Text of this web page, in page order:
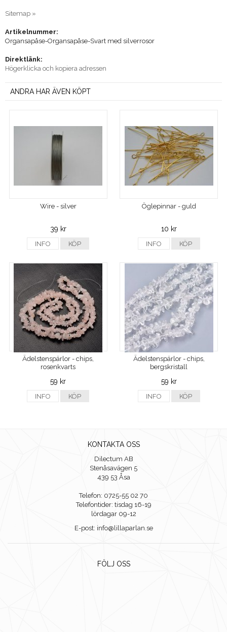
Sitemap »
Artikelnummer:
Organsapåse-Organsapåse-Svart med silverrosor
Direktlänk:
Högerklicka och kopiera adressen
ANDRA HAR ÄVEN KÖPT
Wire - silver
39 kr
INFO KÖP
Öglepinnar - guld
10 kr
INFO KÖP
Ädelstenspärlor - chips,
rosenkvarts
59 kr
INFO KÖP
Ädelstenspärlor - chips,
bergskristall
59 kr
INFO KÖP
KONTAKTA OSS
Dilectum AB
Stenåsavägen 5
439 53 Åsa
Telefon: 0725-55 02 70
Telefontider: tisdag 16-19
lördagar 09-12
E-post: info@lillaparlan.se
FÖLJ OSS